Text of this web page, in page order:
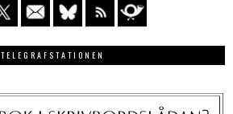
TELEGRAFSTATIONEN